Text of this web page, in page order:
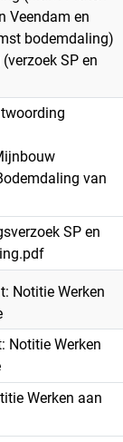
Veendam en
bodemdaling)
SP en
van
SP en
Notitie Werken
Notitie Werken
Werken aan